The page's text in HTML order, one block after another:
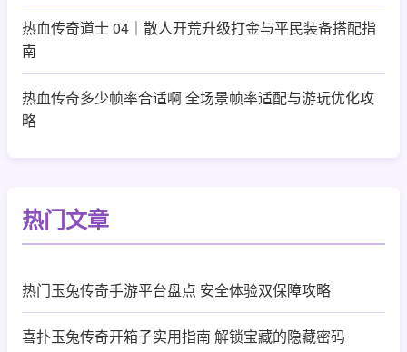
热血传奇道士 04｜散人开荒升级打金与平民装备搭配指
南
热血传奇多少帧率合适啊 全场景帧率适配与游玩优化攻
略
热门文章
热门玉兔传奇手游平台盘点 安全体验双保障攻略
喜扑玉兔传奇开箱子实用指南 解锁宝藏的隐藏密码